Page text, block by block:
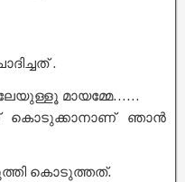
.
മായമ്മേ……
ഞാൻ
കൊടുത്തത്.